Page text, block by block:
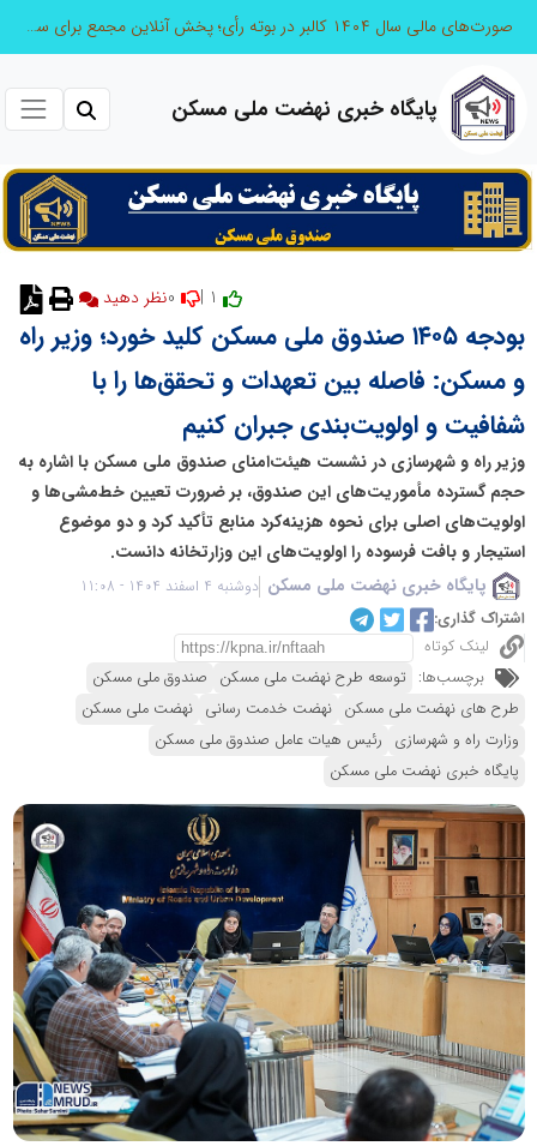
صورت‌های مالی سال ۱۴۰۴ کالبر در بوته رأی؛ پخش آنلاین مجمع برای سهامداران در سراسر کشور
پایگاه خبری نهضت ملی مسکن
نظر دهید
بودجه ۱۴۰۵ صندوق ملی مسکن کلید خورد؛ وزیر راه
و مسکن: فاصله بین تعهدات و تحقق‌ها را با
شفافیت و اولویت‌بندی جبران کنیم
وزیر راه و شهرسازی در نشست هیئت‌امنای صندوق ملی مسکن با اشاره به
حجم گسترده مأموریت‌های این صندوق، بر ضرورت تعیین خط‌مشی‌ها و
اولویت‌های اصلی برای نحوه هزینه‌کرد منابع تأکید کرد و دو موضوع
استیجار و بافت فرسوده را اولویت‌های این وزارتخانه دانست.
پایگاه خبری نهضت ملی مسکن دوشنبه 4 اسفند 1404 - 11:08
اشتراک گذاری:
لینک کوتاه
برچسب‌ها: توسعه طرح نهضت ملی مسکن صندوق ملی مسکن
طرح های نهضت ملی مسکن نهضت خدمت رسانی نهضت ملی مسکن
وزارت راه و شهرسازی رئیس هیات عامل صندوق ملی مسکن
پایگاه خبری نهضت ملی مسکن